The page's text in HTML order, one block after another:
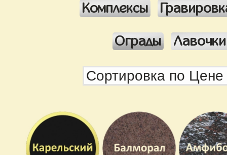
Комплексы
Ограды